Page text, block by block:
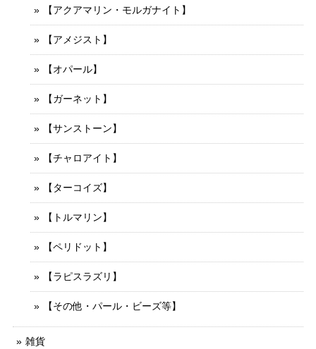
【アクアマリン・モルガナイト】
【アメジスト】
【オパール】
【ガーネット】
【サンストーン】
【チャロアイト】
【ターコイズ】
【トルマリン】
【ペリドット】
【ラピスラズリ】
【その他・パール・ビーズ等】
雑貨